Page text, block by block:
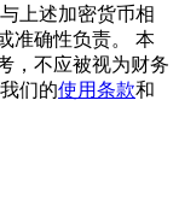
上述加密货币相
准确性负责。 本
，不应被视为财务
们的使用条款和